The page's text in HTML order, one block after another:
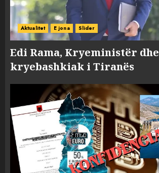
Aktualitet E jona Slider
Edi Rama, Kryeministër dhe
kryebashkiak i Tiranës